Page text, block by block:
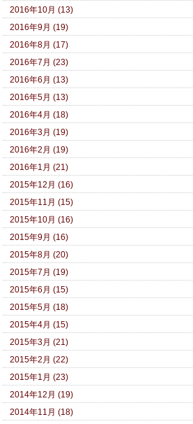
2016年10月 (13)
2016年9月 (19)
2016年8月 (17)
2016年7月 (23)
2016年6月 (13)
2016年5月 (13)
2016年4月 (18)
2016年3月 (19)
2016年2月 (19)
2016年1月 (21)
2015年12月 (16)
2015年11月 (15)
2015年10月 (16)
2015年9月 (16)
2015年8月 (20)
2015年7月 (19)
2015年6月 (15)
2015年5月 (18)
2015年4月 (15)
2015年3月 (21)
2015年2月 (22)
2015年1月 (23)
2014年12月 (19)
2014年11月 (18)